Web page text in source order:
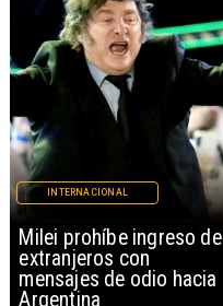
Milei prohíbe ingreso de
extranjeros con
mensajes de odio hacia
Argentina
INTERNACIONAL